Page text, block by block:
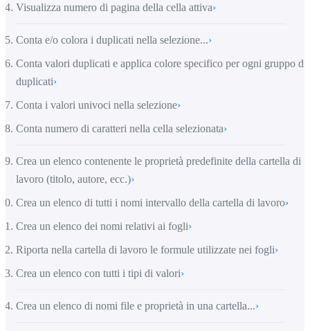
Visualizza numero di pagina della cella attiva›
Conta e/o colora i duplicati nella selezione...›
Conta valori duplicati e applica colore specifico per ogni gruppo di
duplicati›
Conta i valori univoci nella selezione›
Conta numero di caratteri nella cella selezionata›
Crea un elenco contenente le proprietà predefinite della cartella di
lavoro (titolo, autore, ecc.)›
Crea un elenco di tutti i nomi intervallo della cartella di lavoro›
Crea un elenco dei nomi relativi ai fogli›
Riporta nella cartella di lavoro le formule utilizzate nei fogli›
Crea un elenco con tutti i tipi di valori›
Crea un elenco di nomi file e proprietà in una cartella...›